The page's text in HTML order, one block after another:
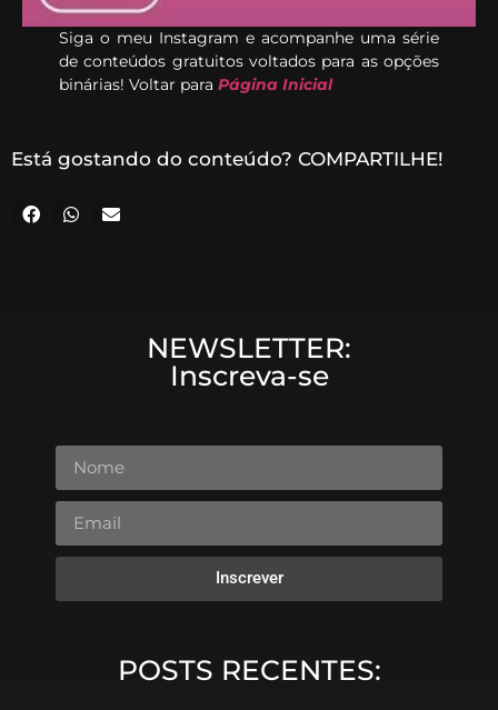
Siga o meu Instagram e acompanhe uma série
de conteúdos gratuitos voltados para as opções
binárias! Voltar para Página Inicial
Está gostando do conteúdo? COMPARTILHE!
NEWSLETTER:
Inscreva-se
Inscrever
POSTS RECENTES: